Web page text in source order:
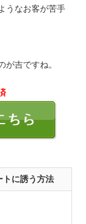
うなお客が苦手
吉ですね。
トに誘う方法